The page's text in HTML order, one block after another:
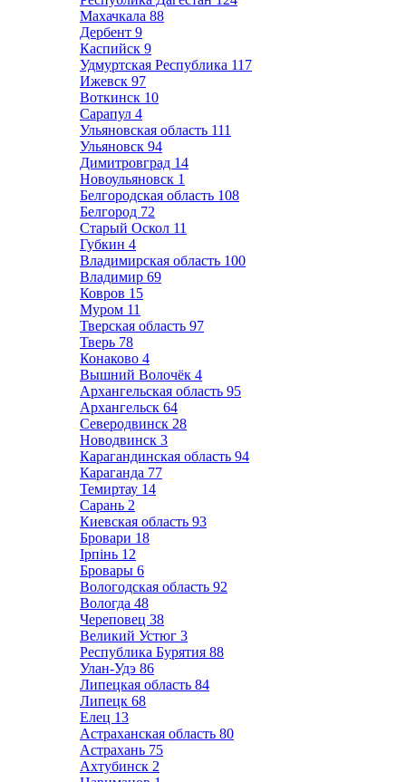
Махачкала 88
Дербент 9
Каспийск 9
Удмуртская Республика 117
Ижевск 97
Воткинск 10
Сарапул 4
Ульяновская область 111
Ульяновск 94
Димитровград 14
Новоульяновск 1
Белгородская область 108
Белгород 72
Старый Оскол 11
Губкин 4
Владимирская область 100
Владимир 69
Ковров 15
Муром 11
Тверская область 97
Тверь 78
Конаково 4
Вышний Волочёк 4
Архангельская область 95
Архангельск 64
Северодвинск 28
Новодвинск 3
Карагандинская область 94
Караганда 77
Темиртау 14
Сарань 2
Киевская область 93
Бровари 18
Ірпінь 12
Бровары 6
Вологодская область 92
Вологда 48
Череповец 38
Великий Устюг 3
Республика Бурятия 88
Улан-Удэ 86
Липецкая область 84
Липецк 68
Елец 13
Астраханская область 80
Астрахань 75
Ахтубинск 2